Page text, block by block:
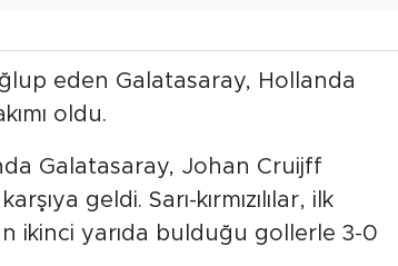
eden Galatasaray, Hollanda
oldu.
Galatasaray, Johan Cruijff
geldi. Sarı-kırmızılılar, ilk
ikinci yarıda bulduğu gollerle 3-0